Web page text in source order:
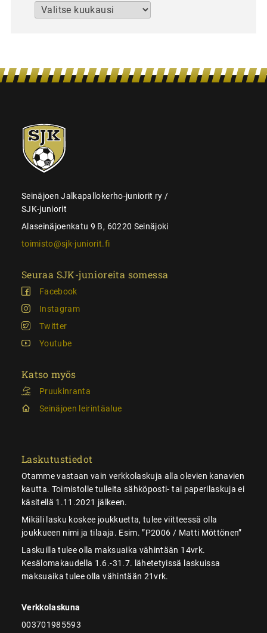
Arkistot
SJK-
juniorit
Seinäjoen Jalkapallokerho-juniorit ry /
SJK-juniorit
Alaseinäjoenkatu 9 B, 60220 Seinäjoki
toimisto@sjk-juniorit.fi
Seuraa SJK-junioreita somessa
Facebook
Instagram
Twitter
Youtube
Katso myös
Pruukinranta
Seinäjoen leirintäalue
Laskutustiedot
Otamme vastaan vain verkkolaskuja alla olevien kanavien
kautta. Toimistolle tulleita sähköposti- tai paperilaskuja ei
käsitellä 1.11.2021 jälkeen.
Mikäli lasku koskee joukkuetta, tulee viitteessä olla
joukkueen nimi ja tilaaja. Esim. ”P2006 / Matti Möttönen”
Laskuilla tulee olla maksuaika vähintään 14vrk.
Kesälomakaudella 1.6.-31.7. lähetetyissä laskuissa
maksuaika tulee olla vähintään 21vrk.
Verkkolaskuna
003701985593